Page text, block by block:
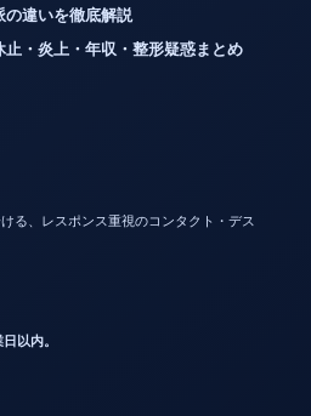
の違いを徹底解説
・炎上・年収・整形疑惑まとめ
る、レスポンス重視のコンタクト・デス
以内。